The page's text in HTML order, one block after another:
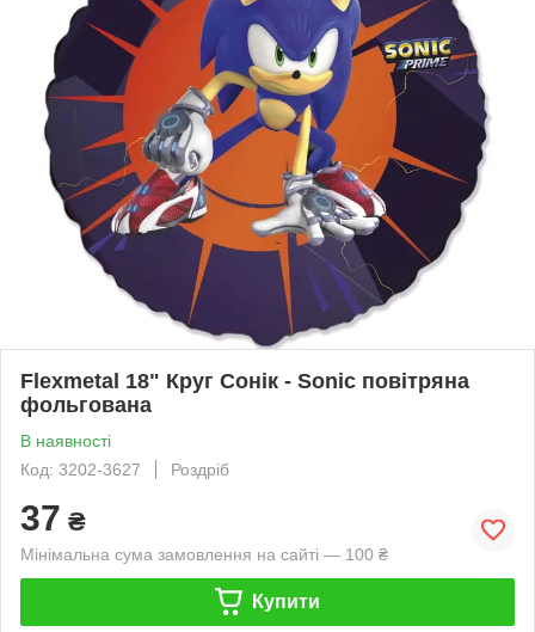
Flexmetal 18" Круг Сонік - Sonic повітряна
фольгована
В наявності
Код: 3202-3627
Роздріб
37 ₴
Мінімальна сума замовлення на сайті — 100 ₴
Купити